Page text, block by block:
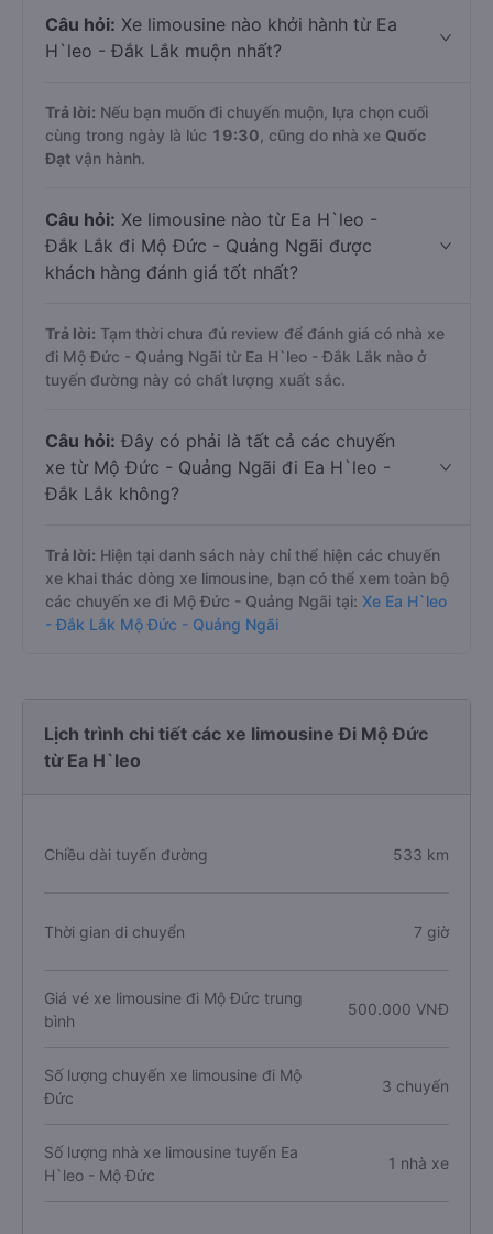
Câu hỏi: Xe limousine nào khởi hành từ Ea
H`leo - Đắk Lắk muộn nhất?
Trả lời: Nếu bạn muốn đi chuyến muộn, lựa chọn cuối
cùng trong ngày là lúc 19:30 , cũng do nhà xe Quốc
Đạt vận hành.
Câu hỏi: Xe limousine nào từ Ea H`leo -
Đắk Lắk đi Mộ Đức - Quảng Ngãi được
khách hàng đánh giá tốt nhất?
Trả lời: Tạm thời chưa đủ review để đánh giá có nhà xe
đi Mộ Đức - Quảng Ngãi từ Ea H`leo - Đắk Lắk nào ở
tuyến đường này có chất lượng xuất sắc.
Câu hỏi: Đây có phải là tất cả các chuyến
xe từ Mộ Đức - Quảng Ngãi đi Ea H`leo -
Đắk Lắk không?
Trả lời: Hiện tại danh sách này chỉ thể hiện các chuyến
xe khai thác dòng xe limousine, bạn có thể xem toàn bộ
các chuyến xe đi Mộ Đức - Quảng Ngãi tại: Xe Ea H`leo
- Đắk Lắk Mộ Đức - Quảng Ngãi
Lịch trình chi tiết các xe limousine Đi Mộ Đức
từ Ea H`leo
Chiều dài tuyến đường 533 km
Thời gian di chuyển 7 giờ
Giá vé xe limousine đi Mộ Đức trung
bình
500.000 VNĐ
Số lượng chuyến xe limousine đi Mộ
Đức
3 chuyến
Số lượng nhà xe limousine tuyến Ea
H`leo - Mộ Đức
1 nhà xe